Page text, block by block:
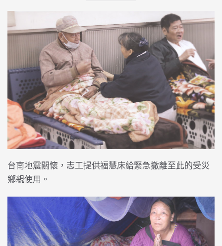
台南地震關懷，志工提供福慧床給緊急撤離至此的受災
鄉親使用。